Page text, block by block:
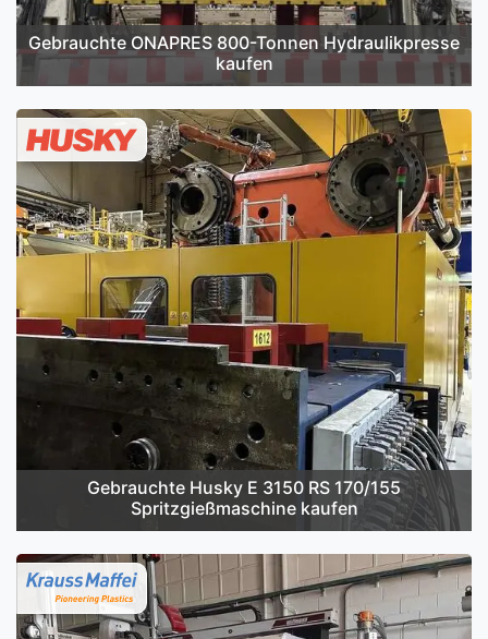
Gebrauchte ONAPRES 800-Tonnen Hydraulikpresse
kaufen
Gebrauchte Husky E 3150 RS 170/155
Spritzgießmaschine kaufen